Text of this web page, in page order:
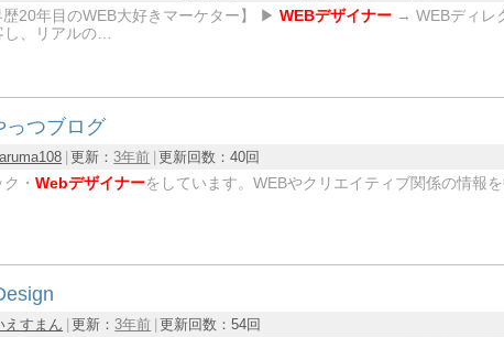
20年目のWEB大好きマーケター】 ▶︎ WEBデザイナー→ WEBディレ
し、リアルの…
っつブログ
更新： 3年前 更新回数：40回
・ Webデザイナーをしています。WEBやクリエイティブ関係の情報を
えすまん 更新： 3年前 更新回数：54回